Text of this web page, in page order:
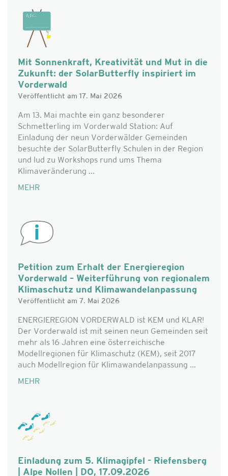
Mit Sonnenkraft, Kreativität und Mut in die
Zukunft: der SolarButterfly inspiriert im
Vorderwald
Veröffentlicht am 17. Mai 2026
Am 13. Mai machte ein ganz besonderer
Schmetterling im Vorderwald Station: Auf
Einladung der neun Vorderwälder Gemeinden
besuchte der SolarButterfly Schulen in der Region
und lud zu Workshops rund ums Thema
Klimaveränderung ...
MEHR
Petition zum Erhalt der Energieregion
Vorderwald – Weiterführung von regionalem
Klimaschutz und Klimawandelanpassung
Veröffentlicht am 7. Mai 2026
ENERGIEREGION VORDERWALD ist KEM und KLAR!
Der Vorderwald ist mit seinen neun Gemeinden seit
mehr als 16 Jahren eine österreichische
Modellregionen für Klimaschutz (KEM), seit 2017
auch Modellregion für Klimawandelanpassung ...
MEHR
Einladung zum 5. Klimagipfel - Riefensberg
| Alpe Nollen | DO, 17.09.2026